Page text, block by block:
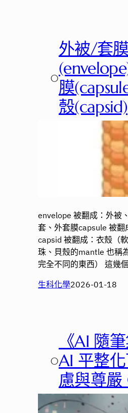
○
外被/套膜
膜
殼(capsid)
envelope 被翻成：外被
套、外套膜capsule 被翻
capsid 被翻成：衣殼（
珠、貝殼的mantle 也稱
完全不同的東西） 這幾
生科化學2026-01-18
○
《AI 隨
AI 平整
慮與尊